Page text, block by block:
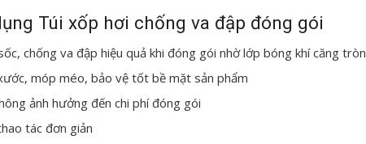
Túi xốp hơi chống va đập đóng gói
chống va đập hiệu quả khi đóng gói nhờ lớp bóng khí căng tròn
móp méo, bảo vệ tốt bề mặt sản phẩm
ảnh hưởng đến chi phí đóng gói
tác đơn giản